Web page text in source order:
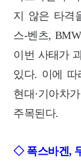
지 않은 타격
스-벤츠,
이번 사태가
있다. 이에 따
현대·기아차
주목된다.
◇ 폭스바겐,